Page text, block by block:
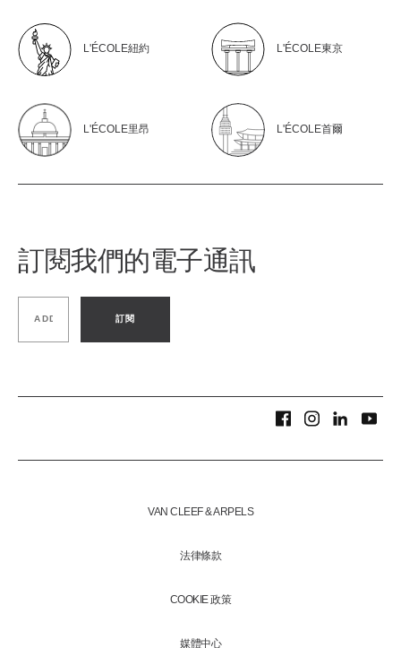
L'ÉCOLE紐約 L'ÉCOLE東京
L'ÉCOLE里昂 L'ÉCOLE首爾
訂閱我們的電子通訊
訂閱
VAN CLEEF & ARPELS
法律條款
COOKIE 政策
媒體中心